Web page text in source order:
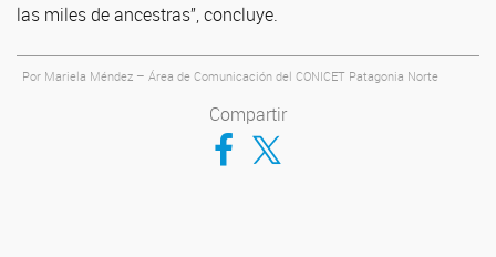
las miles de ancestras”, concluye.
Por Mariela Méndez – Área de Comunicación del CONICET Patagonia Norte
Compartir
Compartir en Facebook
Compartir en Twitter